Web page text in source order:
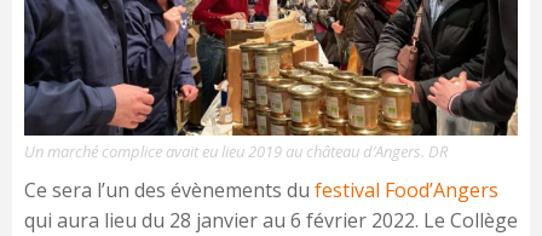
Un marché complice avait eu lieu 2019 au château d’Angers. DR
Ce sera l’un des évènements du festival Food’Angers
qui aura lieu du 28 janvier au 6 février 2022. Le Collège